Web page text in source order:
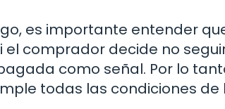
es importante entender
el comprador decide no
como señal. Por lo
todas las condiciones de